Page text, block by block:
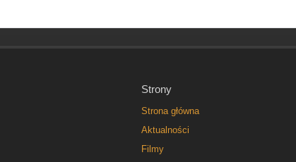
Strony
Strona główna
Aktualności
Filmy